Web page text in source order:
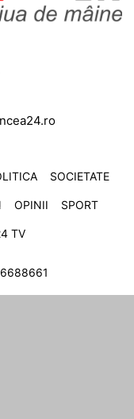
SOCIETATE
OPINII SPORT
TV